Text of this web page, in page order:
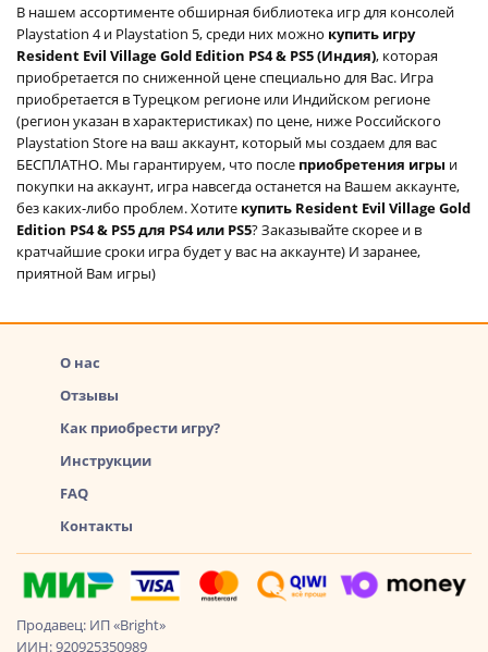
В нашем ассортименте обширная библиотека игр для консолей
Playstation 4 и Playstation 5, среди них можно купить игру
Resident Evil Village Gold Edition PS4 & PS5 (Индия), которая
приобретается по сниженной цене специально для Вас. Игра
приобретается в Турецком регионе или Индийском регионе
(регион указан в характеристиках) по цене, ниже Российского
Playstation Store на ваш аккаунт, который мы создаем для вас
БЕСПЛАТНО. Мы гарантируем, что после приобретения игры и
покупки на аккаунт, игра навсегда останется на Вашем аккаунте,
без каких-либо проблем. Хотите купить Resident Evil Village Gold
Edition PS4 & PS5 для PS4 или PS5? Заказывайте скорее и в
кратчайшие сроки игра будет у вас на аккаунте) И заранее,
приятной Вам игры)
О нас
Отзывы
Как приобрести игру?
Инструкции
FAQ
Контакты
Продавец: ИП «Bright»
ИИН: 920925350989